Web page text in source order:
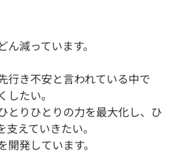
減っています。
行き不安と言われている中で
たい。
とりひとりの力を最大化し、ひ
えていきたい。
発しています。